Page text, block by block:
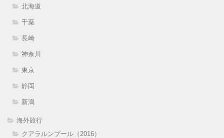
北海道
千葉
長崎
神奈川
東京
静岡
新潟
海外旅行
クアラルンプール（2016）